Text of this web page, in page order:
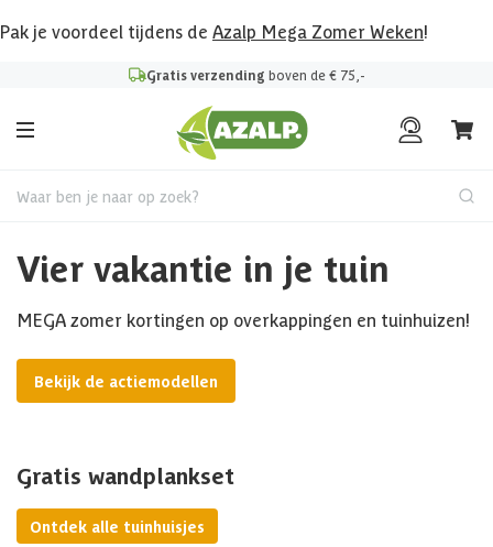
Pak je voordeel tijdens de Azalp Mega Zomer Weken!
Gratis verzending boven de € 75,-
Waar ben je naar op zoek?
Vier vakantie in je tuin
MEGA zomer kortingen op overkappingen en tuinhuizen!
Bekijk de actiemodellen
Gratis wandplankset
Ontdek alle tuinhuisjes